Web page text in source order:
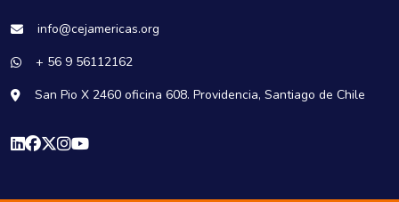
info@cejamericas.org
+ 56 9 56112162
San Pio X 2460 oficina 608. Providencia, Santiago de Chile